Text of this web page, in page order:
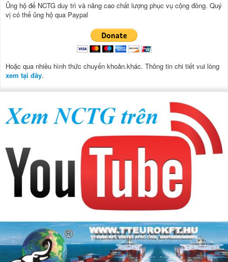
Ủng hộ để NCTG duy trì và nâng cao chất lượng phục vụ cộng đồng. Quý
vị có thể ủng hộ qua Paypal
Hoặc qua nhiều hình thức chuyển khoản.khác. Thông tin chi tiết vui lòng
xem tại đây.